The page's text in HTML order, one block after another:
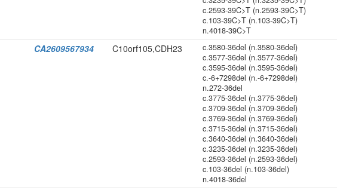
c.2593-39C>T (n.2593-39C>T)
c.103-39C>T (n.103-39C>T)
n.4018-39C>T
CA2609567934 C10orf105,CDH23
c.3580-36del (n.3580-36del)
c.3577-36del (n.3577-36del)
c.3595-36del (n.3595-36del)
c.-6+7298del (n.-6+7298del)
n.272-36del
c.3775-36del (n.3775-36del)
c.3709-36del (n.3709-36del)
c.3769-36del (n.3769-36del)
c.3715-36del (n.3715-36del)
c.3640-36del (n.3640-36del)
c.3235-36del (n.3235-36del)
c.2593-36del (n.2593-36del)
c.103-36del (n.103-36del)
n.4018-36del